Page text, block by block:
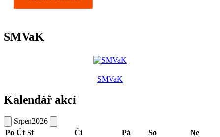
SMVaK
SMVaK
Kalendář akcí
Srpen2026
Po Út St Čt Pá So
Ne